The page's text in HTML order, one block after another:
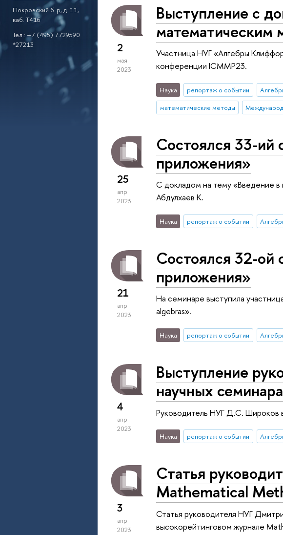
Покровский б-р, д. 11,
каб. T416
Тел.: +7 (495) 7729590
*27213
2
мая
2023
Выступление с
математическим
Участница НУГ «Алгебры
конференции ICMMP23.
Наука репортаж о событии
математические методы
25
апр
2023
Состоялся 33-
приложения»
С докладом на тему «Введение в
Абдулхаев К.
Наука репортаж о событии
21
апр
2023
Состоялся 32-
приложения»
На семинаре выступила
algebras».
Наука репортаж о событии
4
апр
2023
Выступление
научных
Руководитель НУГ Д.С. Широков
Наука репортаж о событии
3
апр
2023
Статья
Mathematical
Статья руководителя НУГ
высокорейтинговом журнале